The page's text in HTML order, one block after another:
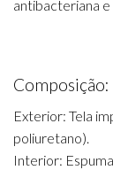
antibacteriana
Composição:
Exterior: Tela
poliuretano).
Interior: